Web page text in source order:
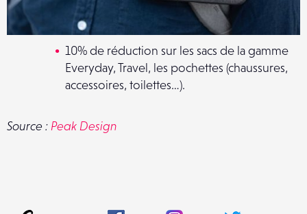
10% de réduction sur les sacs de la gamme
Everyday, Travel, les pochettes (chaussures,
accessoires, toilettes…).
Source : Peak Design